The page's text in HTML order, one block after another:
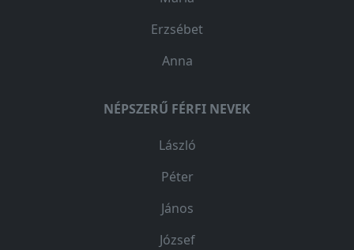
Erzsébet
Anna
NÉPSZERŰ FÉRFI NEVEK
László
Péter
János
József